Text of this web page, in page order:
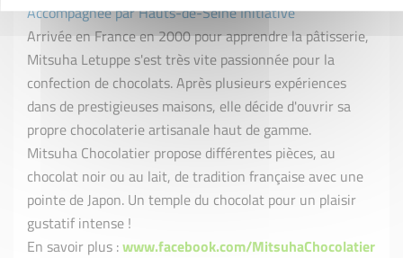
Accompagnée par Hauts-de-Seine Initiative
Arrivée en France en 2000 pour apprendre la pâtisserie,
Mitsuha Letuppe s'est très vite passionnée pour la
confection de chocolats. Après plusieurs expériences
dans de prestigieuses maisons, elle décide d'ouvrir sa
propre chocolaterie artisanale haut de gamme.
Mitsuha Chocolatier propose différentes pièces, au
chocolat noir ou au lait, de tradition française avec une
pointe de Japon. Un temple du chocolat pour un plaisir
gustatif intense !
En savoir plus :www.facebook.com/MitsuhaChocolatier